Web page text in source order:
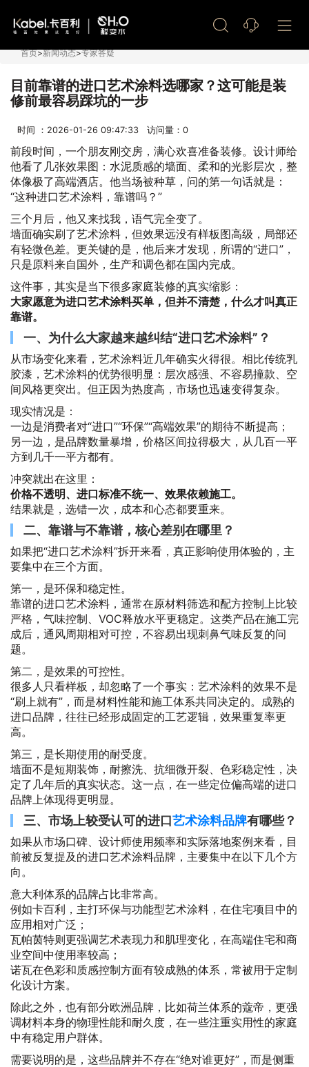
首页>新闻动态>专家答疑
目前靠谱的进口艺术涂料选哪家？这可能是装
修前最容易踩坑的一步
时间 ：2026-01-26 09:47:33 访问量： 0
前段时间，一个朋友刚交房，满心欢喜准备装修。设计师给
他看了几张效果图：水泥质感的墙面、柔和的光影层次，整
体像极了高端酒店。他当场被种草，问的第一句话就是：
“这种进口艺术涂料，靠谱吗？”
三个月后，他又来找我，语气完全变了。
墙面确实刷了艺术涂料，但效果远没有样板图高级，局部还
有轻微色差。更关键的是，他后来才发现，所谓的“进口”，
只是原料来自国外，生产和调色都在国内完成。
这件事，其实是当下很多家庭装修的真实缩影：
大家愿意为进口艺术涂料买单，但并不清楚，什么才叫真正
靠谱。
一、为什么大家越来越纠结“进口艺术涂料”？
从市场变化来看，艺术涂料近几年确实火得很。相比传统乳
胶漆，艺术涂料的优势很明显：层次感强、不容易撞款、空
间风格更突出。但正因为热度高，市场也迅速变得复杂。
现实情况是：
一边是消费者对“进口”“环保”“高端效果”的期待不断提高；
另一边，是品牌数量暴增，价格区间拉得极大，从几百一平
方到几千一平方都有。
冲突就出在这里：
价格不透明、进口标准不统一、效果依赖施工。
结果就是，选错一次，成本和心态都要重来。
二、靠谱与不靠谱，核心差别在哪里？
如果把“进口艺术涂料”拆开来看，真正影响使用体验的，主
要集中在三个方面。
第一，是环保和稳定性。
靠谱的进口艺术涂料，通常在原材料筛选和配方控制上比较
严格，气味控制、VOC释放水平更稳定。这类产品在施工完
成后，通风周期相对可控，不容易出现刺鼻气味反复的问
题。
第二，是效果的可控性。
很多人只看样板，却忽略了一个事实：艺术涂料的效果不是
“刷上就有”，而是材料性能和施工体系共同决定的。成熟的
进口品牌，往往已经形成固定的工艺逻辑，效果重复率更
高。
第三，是长期使用的耐受度。
墙面不是短期装饰，耐擦洗、抗细微开裂、色彩稳定性，决
定了几年后的真实状态。这一点，在一些定位偏高端的进口
品牌上体现得更明显。
三、市场上较受认可的进口艺术涂料品牌有哪些？
如果从市场口碑、设计师使用频率和实际落地案例来看，目
前被反复提及的进口艺术涂料品牌，主要集中在以下几个方
向。
意大利体系的品牌占比非常高。
例如卡百利，主打环保与功能型艺术涂料，在住宅项目中的
应用相对广泛；
瓦帕茵特则更强调艺术表现力和肌理变化，在高端住宅和商
业空间中使用率较高；
诺瓦在色彩和质感控制方面有较成熟的体系，常被用于定制
化设计方案。
除此之外，也有部分欧洲品牌，比如荷兰体系的蔻帝，更强
调材料本身的物理性能和耐久度，在一些注重实用性的家庭
中有稳定用户群体。
需要说明的是，这些品牌并不存在“绝对谁更好”，而是侧重